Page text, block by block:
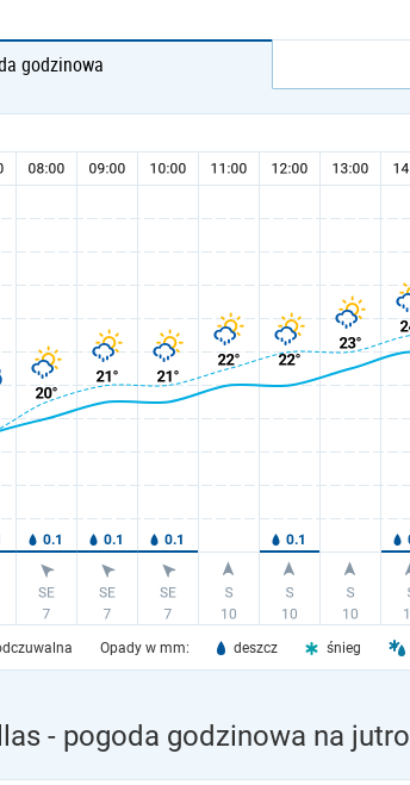
godzinowa
Opady w mm: deszcz śnieg
- pogoda godzinowa na jutro